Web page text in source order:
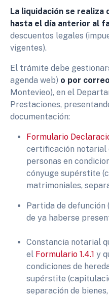
La liquidación se realiza
hasta el día anterior al
descuentos legales
vigentes).
El trámite debe
agenda web) o por
Montevieo), en el
Prestaciones,
documentación:​​​
Formulario
certificación notarial
personas en
cónyuge supérstite
matrimoniales,
Partida de defunción
de ya haberse
Constancia notarial
el Formulario 1.4.1 y
condiciones de
supérstite
separación de